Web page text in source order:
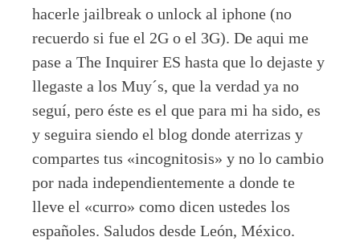
hacerle jailbreak o unlock al iphone (no
recuerdo si fue el 2G o el 3G). De aqui me
pase a The Inquirer ES hasta que lo dejaste y
llegaste a los Muy´s, que la verdad ya no
seguí, pero éste es el que para mi ha sido, es
y seguira siendo el blog donde aterrizas y
compartes tus «incognitosis» y no lo cambio
por nada independientemente a donde te
lleve el «curro» como dicen ustedes los
españoles. Saludos desde León, México.